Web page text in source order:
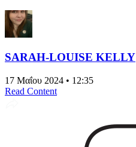
SARAH-LOUISE KELLY
17 Μαΐου 2024 • 12:35
Read Content